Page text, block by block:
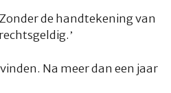
de handtekening van
Na meer dan een jaar